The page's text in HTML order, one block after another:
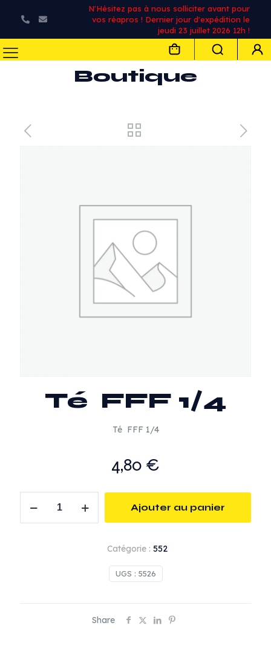
N'Hésitez pas à nous solliciter avant pour
vos réapros ! Dernier jour d'expédition le
jeudi 23 juillet 2026 12h !
Boutique
Té FFF 1/4
Té FFF 1/4
4,80€
Ajouter au panier
UGS : 5526
Catégorie : 552
Share